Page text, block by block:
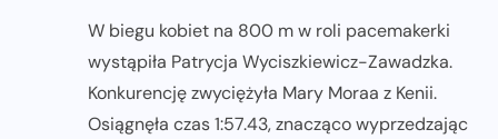
W biegu kobiet na 800 m w roli pacemakerki
wystąpiła Patrycja Wyciszkiewicz-Zawadzka.
Konkurencję zwyciężyła Mary Moraa z Kenii.
Osiągnęła czas 1:57.43, znacząco wyprzedzając